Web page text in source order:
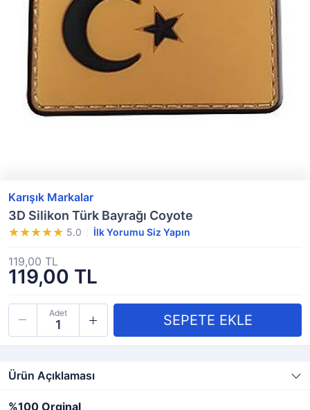
Karışık Markalar
3D Silikon Türk Bayrağı Coyote
5.0 İlk Yorumu Siz Yapın
119,00 TL
119,00 TL
Adet
Ürün Açıklaması
%100 Orginal